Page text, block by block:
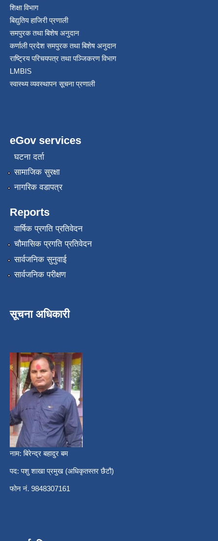
शिक्षा विभाग
बिद्युतिय हाजिरी प्रणाली
समपुरक तथा बिशेष अनुदान
कर्णाली प्रदेश समपुरक तथा बिशेष अनुदान
राष्ट्रिय परिचयपत्र तथा पञ्जिकरण विभाग
LMBIS
स्वास्थ्य व्यवस्थापन सूचना प्रणाली
eGov services
घटना दर्ता
सामाजिक सुरक्षा
नागरिक वडापत्र
Reports
वार्षिक प्रगति प्रतिवेदन
चौमासिक प्रगति प्रतिवेदन
सार्वजनिक सुनुवाई
सार्वजनिक परीक्षण
सूचना अधिकारी
नाम: बिरेन्द्र बहादुर बम
पद: पशु शाखा प्रमुख (अधिकृतस्तर छैटौ)
फोन नं. 9848307161